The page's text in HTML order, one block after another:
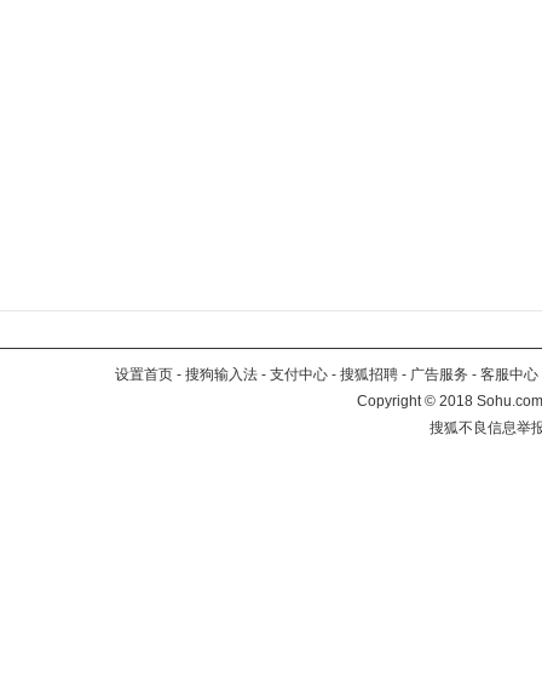
设置首页 - 搜狗输入法 - 支付中心 - 搜狐招聘 - 广告服务 - 客服中心
Copyright©2018
搜狐不良信息举